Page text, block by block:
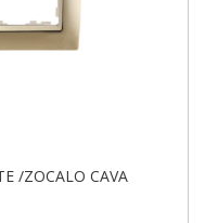
/ZOCALO CAVA